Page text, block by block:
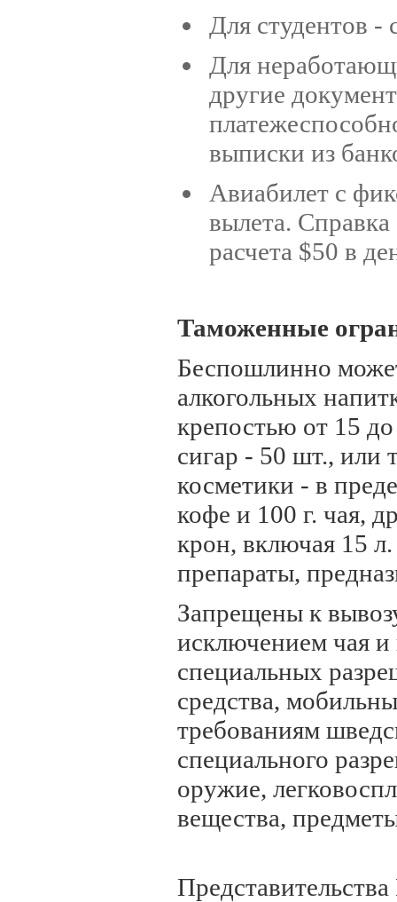
Для студентов -
Для
другие
выписки из
Авиабилет с
вылета.
расчета $50 в
Таможенные
Беспошлинно
алкогольных
крепостью от 15
сигар - 50 шт., или
косметики - в
кофе и 100 г. чая,
крон, включая 15
препараты,
Запрещены к
исключением чая
специальных
средства,
требованиям
специального
оружие,
вещества,